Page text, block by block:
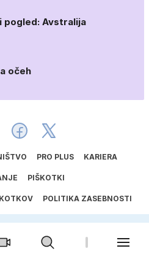
pogled: Avstralija
očeh
PRO PLUS KARIERA
PIŠKOTKI
POLITIKA ZASEBNOSTI
AVTORSKIH DEL